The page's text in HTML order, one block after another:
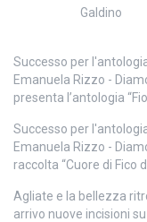
Galdino
Successo per
Emanuela Rizzo -
presenta l’antologia
Successo per
Emanuela Rizzo -
raccolta “Cuore di Fico
Agliate e la bellezza
arrivo nuove incisioni